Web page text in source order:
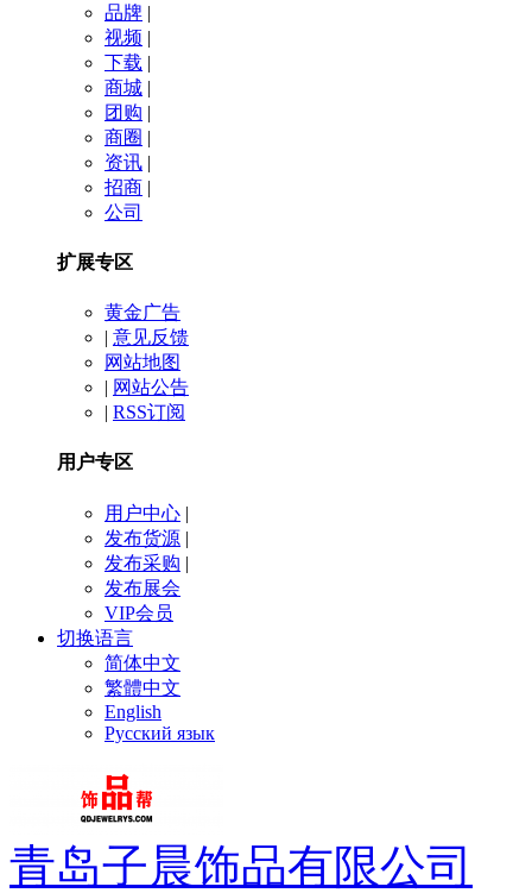
品牌 |
视频 |
下载 |
商城 |
团购 |
商圈 |
资讯 |
招商 |
公司
扩展专区
黄金广告
| 意见反馈
网站地图
| 网站公告
| RSS订阅
用户专区
用户中心 |
发布货源 |
发布采购 |
发布展会
VIP会员
切换语言
简体中文
繁體中文
English
Русский язык
青岛子晨饰品有限公司